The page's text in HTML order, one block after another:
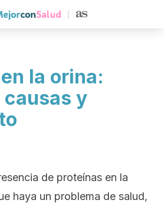
la orina:
y
de proteínas en la
haya un problema de salud,